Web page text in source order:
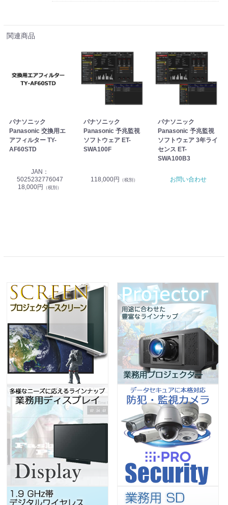
関連商品
パナソニック
Panasonic 交換用エ
アフィルター TY-
AF60STD
JAN：
5025232776047
18,000円
（税別）
パナソニック
Panasonic 予兆監視
ソフトウェア ET-
SWA100F
118,000円 （税別）
パナソニック
Panasonic 予兆監視
ソフトウェア 3年ライ
センス ET-
SWA100B3
お問い合わせ